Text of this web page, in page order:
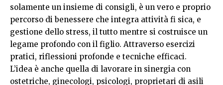
solamente un insieme di consigli, è un vero e proprio
percorso di benessere che integra attività fi sica, e
gestione dello stress, il tutto mentre si costruisce un
legame profondo con il figlio. Attraverso esercizi
pratici, riflessioni profonde e tecniche efficaci.
L’idea è anche quella di lavorare in sinergia con
ostetriche, ginecologi, psicologi, proprietari di asili